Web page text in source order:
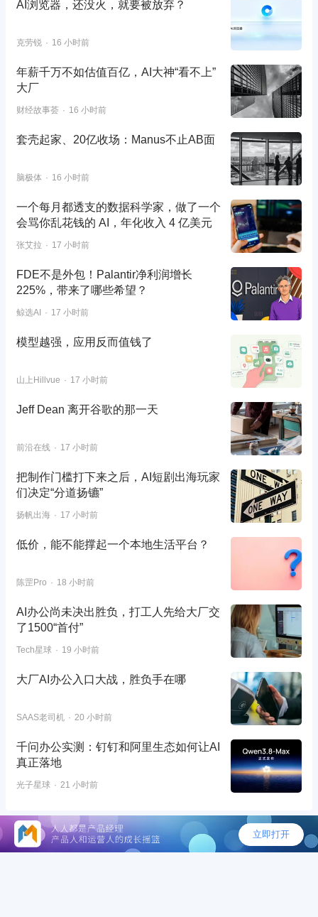
AI浏览器，还没火，就要被放弃？
克劳锐 16 小时前
年薪千万不如估值百亿，AI大神“看不上”
大厂
财经故事荟 16 小时前
套壳起家、20亿收场：Manus不止AB面
脑极体 16 小时前
一个每月都透支的数据科学家，做了一个
会骂你乱花钱的 AI，年化收入 4 亿美元
张艾拉 17 小时前
FDE不是外包！Palantir净利润增长
225%，带来了哪些希望？
鲸选AI 17 小时前
模型越强，应用反而值钱了
山上Hillvue 17 小时前
Jeff Dean 离开谷歌的那一天
前沿在线 17 小时前
把制作门槛打下来之后，AI短剧出海玩家
们决定“分道扬镳”
扬帆出海 17 小时前
低价，能不能撑起一个本地生活平台？
陈罡Pro 18 小时前
AI办公尚未决出胜负，打工人先给大厂交
了1500“首付”
Tech星球 19 小时前
大厂AI办公入口大战，胜负手在哪
SAAS老司机 20 小时前
千问办公实测：钉钉和阿里生态如何让AI
真正落地
光子星球 21 小时前
©2026 - 人人都是产品经理